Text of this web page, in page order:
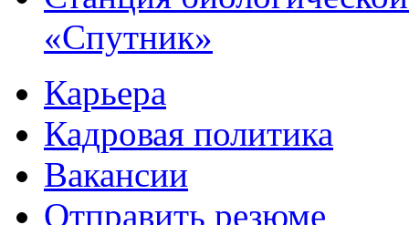
«Спутник»
Карьера
Кадровая политика
Вакансии
Отправить резюме